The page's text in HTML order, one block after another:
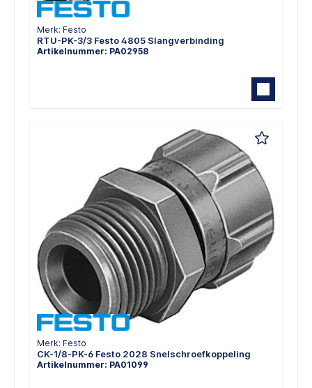
Merk: Festo
RTU-PK-3/3 Festo 4805 Slangverbinding
Artikelnummer: PA02958
Merk: Festo
CK-1/8-PK-6 Festo 2028 Snelschroefkoppeling
Artikelnummer: PA01099